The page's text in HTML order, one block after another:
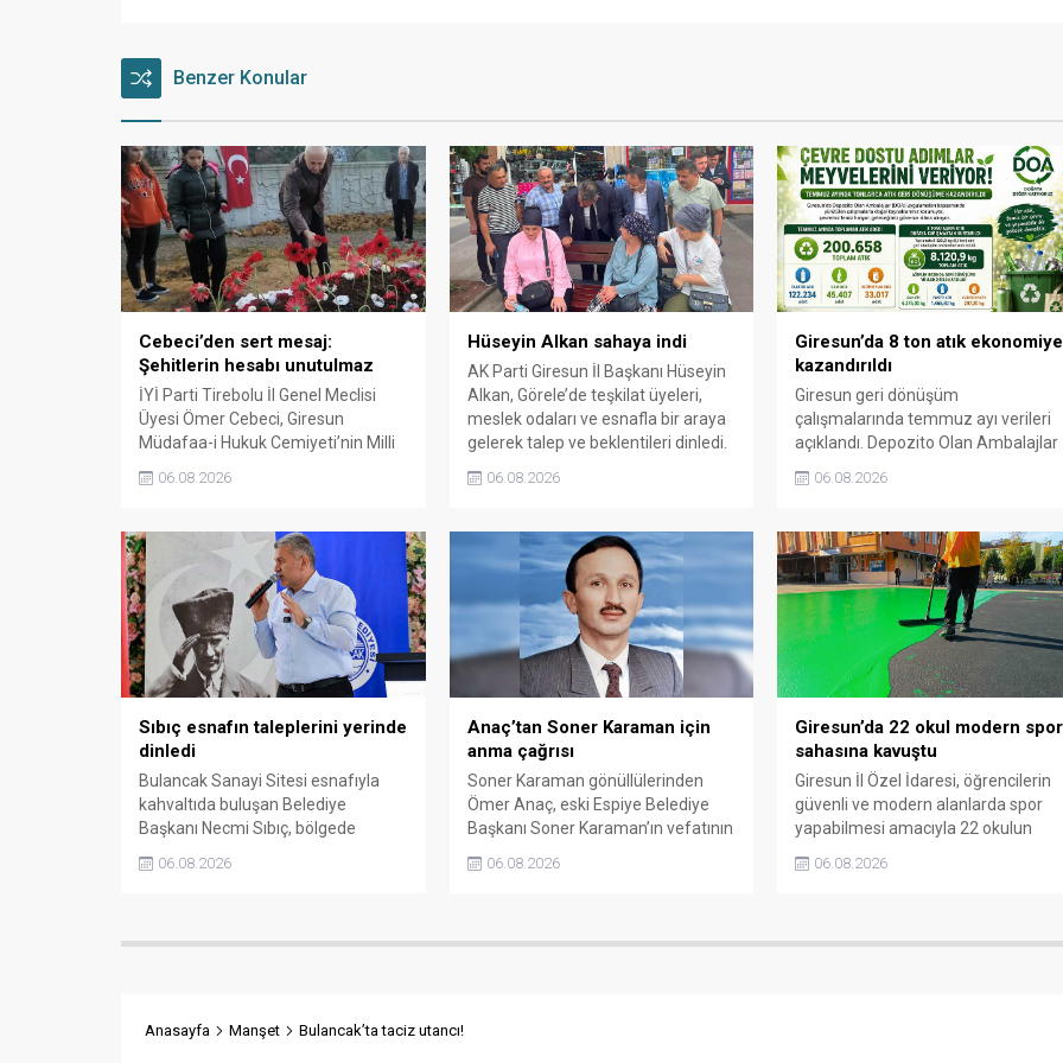
Benzer Konular
Cebeci’den sert mesaj:
Şehitlerin hesabı unutulmaz
İYİ Parti Tirebolu İl Genel Meclisi
Üyesi Ömer Cebeci, Giresun
Müdafaa-i Hukuk Cemiyeti’nin Milli
dikkat çekti. Cebeci, Giresun’un
üstlendiği tarihi sorumluluğun
gelecek nesillere doğru anlatılması
gerektiğini söyledi.
06.08.2026
Hüseyin Alkan sahaya indi
AK Parti Giresun İl Başkanı Hüseyin
Alkan, Görele’de teşkilat üyeleri,
meslek odaları ve esnafla bir araya
gelerek talep ve beklentileri dinledi.
06.08.2026
Giresun’da 8 ton atık ekonomiye
kazandırıldı
Giresun geri dönüşüm
çalışmalarında temmuz ayı verileri
açıklandı. Depozito Olan Ambalajlar
vatandaşlar, yüz binlerce ambalajın
06.08.2026
Sıbıç esnafın taleplerini yerinde
dinledi
Bulancak Sanayi Sitesi esnafıyla
kahvaltıda buluşan Belediye
Başkanı Necmi Sıbıç, bölgede
değerlendirdi. Sanayi esnafı da
06.08.2026
Anaç’tan Soner Karaman için
anma çağrısı
Soner Karaman gönüllülerinden
Ömer Anaç, eski Espiye Belediye
Başkanı Soner Karaman’ın vefatının
yaptı. Anaç, ilçede görev yapmış ve
anılmasını istedi.
06.08.2026
Giresun’da 22 okul modern spor
sahasına kavuştu
Giresun İl Özel İdaresi, öğrencilerin
güvenli ve modern alanlarda spor
yapabilmesi amacıyla 22 okulun
sahasına dönüştürdü. Tamamlanan
arasında yerini aldı.
06.08.2026
Anasayfa Manşet Bulancak’ta taciz utancı!